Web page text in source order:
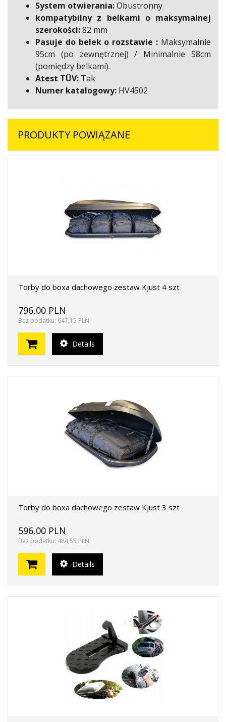
System otwierania:Obustronny
kompatybilny z belkami o maksymalnej
szerokości:82 mm
Pasuje do belek o rozstawie : Maksymalnie
95cm (po zewnętrznej) / Minimalnie 58cm
(pomiędzy belkami).
Atest TÜV: Tak
Numer katalogowy: HV4502
PRODUKTY POWIĄZANE
Torby do boxa dachowego zestaw Kjust 4 szt
796,00 PLN
Bez podatku: 647,15 PLN
Details
Torby do boxa dachowego zestaw Kjust 3 szt
596,00 PLN
Bez podatku: 484,55 PLN
Details